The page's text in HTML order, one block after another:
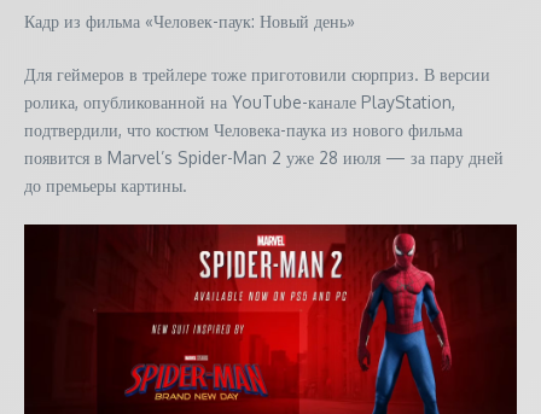
Кадр из фильма «Человек-паук: Новый день»
Для геймеров в трейлере тоже приготовили сюрприз. В версии
ролика, опубликованной на YouTube-канале PlayStation,
подтвердили, что костюм Человека-паука из нового фильма
появится в Marvel’s Spider-Man 2 уже 28 июля — за пару дней
до премьеры картины.